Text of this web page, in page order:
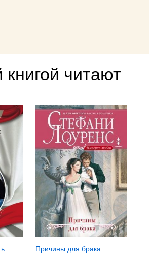
книгой читают
Причины для брака